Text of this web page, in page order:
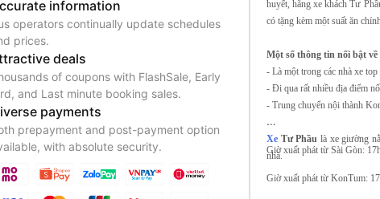
information
operators continually update schedules
prices.
deals
of coupons with FlashSale, Early
and Last minute booking sales.
payments
prepayment and post-payment option
with absolute security.
huyết, hãng xe khách Tư
có tặng kèm một suất ăn
Một số thông tin nổi bật
- Là một trong các nhà xe
- Đi qua rất nhiều địa điểm
- Trung chuyển nội thành
Xe Tư Phầu là xe giường
nhà.
Giờ xuất phát từ Sài Gòn:
Giờ xuất phát từ KonTum: